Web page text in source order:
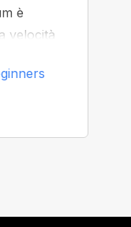
è
velocità
standard
Polygon